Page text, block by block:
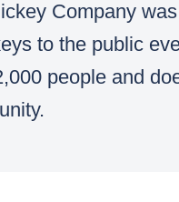
Company
to the public
people and